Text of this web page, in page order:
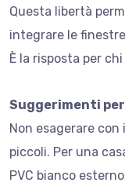
Questa libertà
integrare le
È la risposta per
Suggerimenti
Non esagerare
piccoli. Per una
PVC bianco